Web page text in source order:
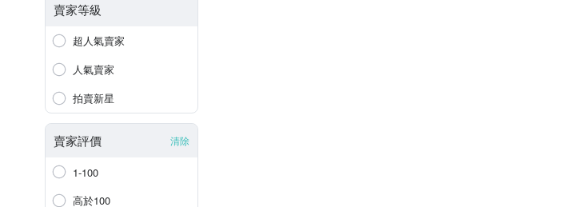
賣家等級
超人氣賣家
人氣賣家
拍賣新星
賣家評價 清除
1-100
高於100